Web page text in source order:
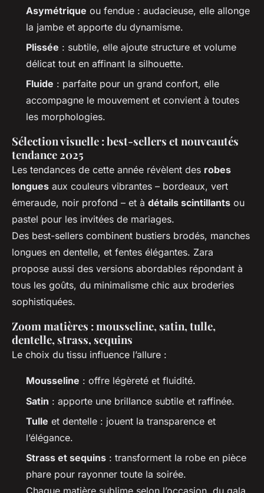
Asymétrique ou fendue : audacieuse, elle allonge
la jambe et apporte du dynamisme.
Plissée : subtile, elle ajoute structure et volume
délicat tout en affinant la silhouette.
Fluide : parfaite pour un grand confort, elle
accompagne le mouvement et convient à toutes
les morphologies.
Sélection visuelle : best-sellers et nouveautés
tendance 2025
Les tendances de cette année révèlent des robes
longues aux couleurs vibrantes – bordeaux, vert
émeraude, noir profond – et à détails scintillants ou
pastel pour les invitées de mariages.
Des best-sellers combinent bustiers brodés, manches
longues en dentelle, et fentes élégantes. Zara
propose aussi des versions abordables répondant à
tous les goûts, du minimalisme chic aux broderies
sophistiquées.
Zoom matières : mousseline, satin, tulle,
dentelle, strass, sequins
Le choix du tissu influence l’allure :
Mousseline : offre légèreté et fluidité.
Satin : apporte une brillance subtile et raffinée.
Tulle et dentelle : jouent la transparence et
l’élégance.
Strass et sequins : transforment la robe en pièce
phare pour rayonner toute la soirée.